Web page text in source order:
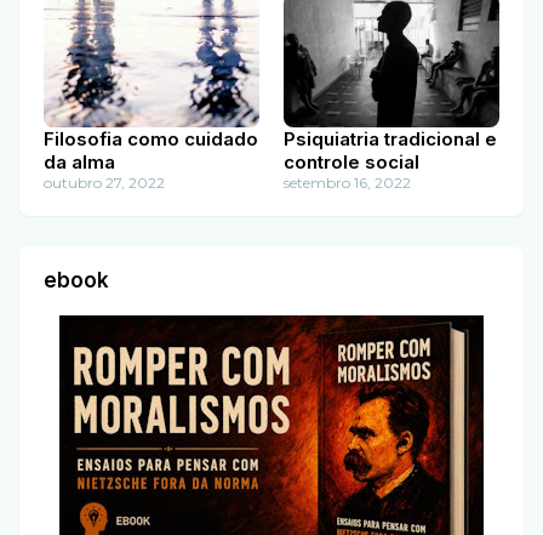
Filosofia como cuidado
da alma
outubro 27, 2022
Psiquiatria tradicional e
controle social
setembro 16, 2022
ebook